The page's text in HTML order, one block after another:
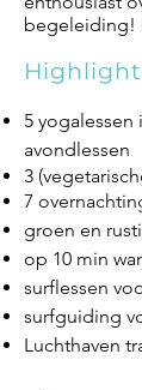
begeleiding!
5
avondlessen
3
7
groen en
op 10 min
surflessen
surfguiding
Luchthaven